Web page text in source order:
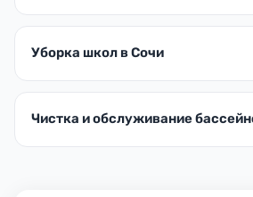
Уборка школ в Сочи
Чистка и обслуживание